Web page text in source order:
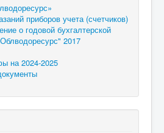
приборов учета (счетчиков)
о годовой бухгалтерской
2017
на 2024-2025